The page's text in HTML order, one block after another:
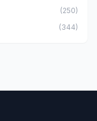
(250)
(344)